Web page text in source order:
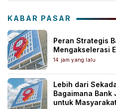
KABAR PASAR
Peran Strategis
Mengakselerasi
14 jam yang lalu
Lebih dari
Bagaimana Bank
untuk